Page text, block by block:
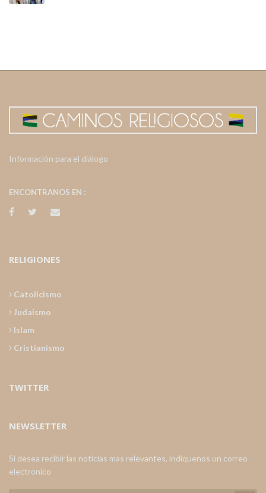
Información para el diálogo
ENCONTRANOS EN :
RELIGIONES
Catolicismo
Judaismo
Islam
Cristianismo
TWITTER
NEWSLETTER
Si desea recibir las noticias mas relevantes, indiquenos un correo
electronico